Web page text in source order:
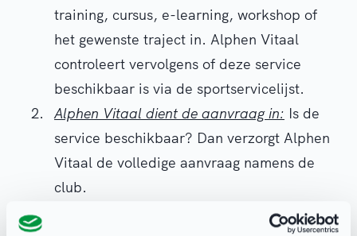
training, cursus, e-learning, workshop of
het gewenste traject in. Alphen Vitaal
controleert vervolgens of deze service
beschikbaar is via de sportservicelijst.
Alphen Vitaal dient de aanvraag in: Is de
service beschikbaar? Dan verzorgt Alphen
Vitaal de volledige aanvraag namens de
club.
Na